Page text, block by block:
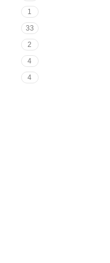
1
33
2
4
4